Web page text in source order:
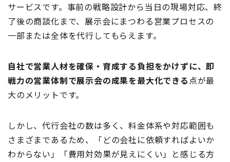
サービスです。事前の戦略設計から当日の現場対応、終
了後の商談化まで、展示会にまつわる営業プロセスの
一部または全体を代行してもらえます。
自社で営業人材を確保・育成する負担をかけずに、即
戦力の営業体制で展示会の成果を最大化できる点が最
大のメリットです。
しかし、代行会社の数は多く、料金体系や対応範囲も
さまざまであるため、「どの会社に依頼すればよいか
わからない」「費用対効果が見えにくい」と感じる方